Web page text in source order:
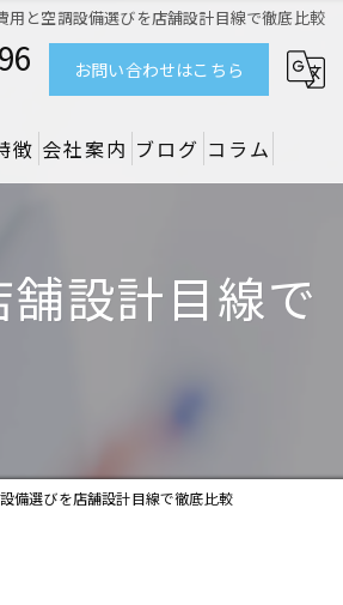
用と空調設備選びを店舗設計目線で徹底比較
お問い合わせはこちら
徴 会社案内 ブログ コラム
設計目線で
備選びを店舗設計目線で徹底比較